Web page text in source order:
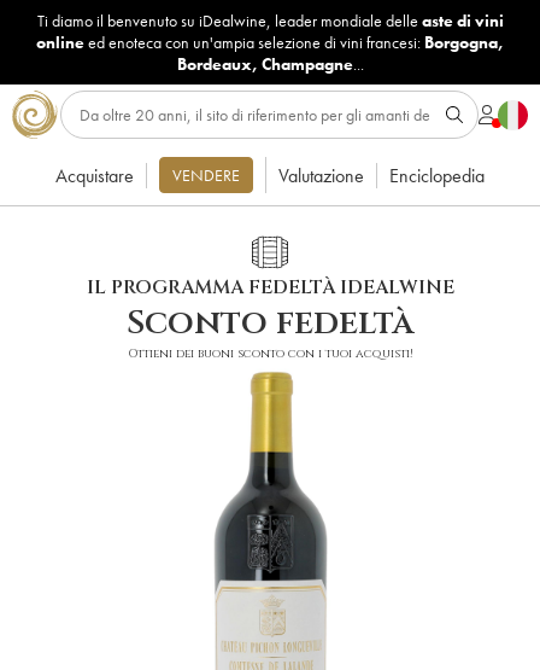
Ti diamo il benvenuto su iDealwine, leader mondiale delle aste di vini
onlineed enoteca con un'ampia selezione di vini francesi: Borgogna,
Bordeaux, Champagne...
Acquistare VENDERE Valutazione Enciclopedia
IL PROGRAMMA FEDELTÀ IDEALWINE
Sconto fedeltà
Ottieni dei buoni sconto con i tuoi acquisti!